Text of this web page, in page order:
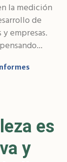
la medición
de
empresas​.
es
y